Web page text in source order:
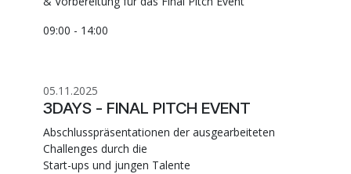
09:00 - 14:00
05.11.2025
3DAYS - FINAL PITCH EVENT
Abschlusspräsentationen der ausgearbeiteten
Challenges durch die
Start-ups und jungen Talente